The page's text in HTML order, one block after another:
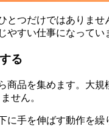
とつだけではありま
すい仕事になってい
る
品を集めます。大規
せん。
に手を伸ばす動作を